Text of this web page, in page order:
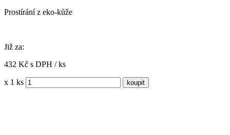
Prostírání z eko-kůže
Již za:
432 Kč s DPH / ks
x 1 ks